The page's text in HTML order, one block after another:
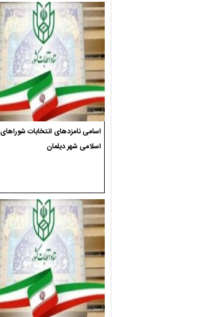
اسامی نامزدهای انتخابات شوراهای
اسلامی شهر دیلمان